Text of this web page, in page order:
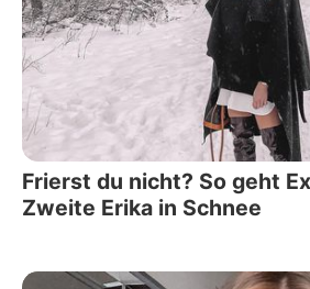
Frierst du nicht? So geht
Zweite Erika in Schnee